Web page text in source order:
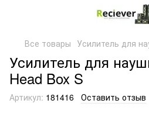
Все товары Усилитель для
Усилитель для
Head Box S
Артикул: 181416 Оставить отзыв